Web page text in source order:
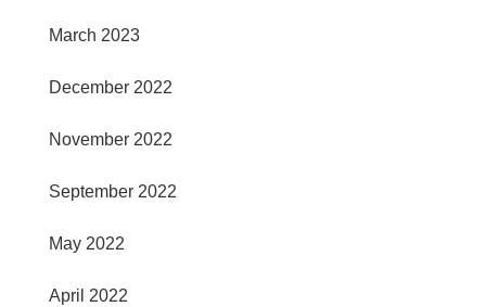
March 2023
December 2022
November 2022
September 2022
May 2022
April 2022